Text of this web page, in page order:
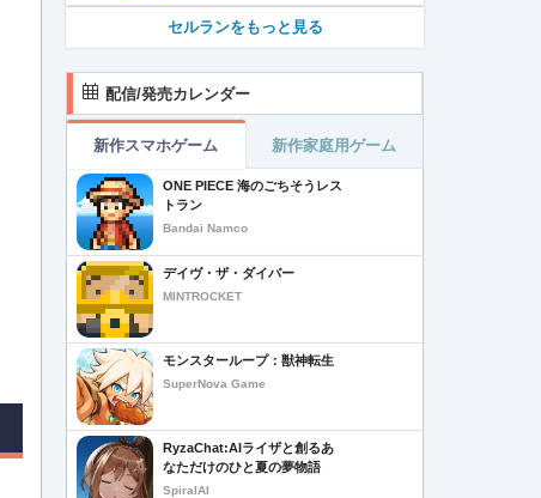
セルランをもっと見る
配信/発売カレンダー
新作スマホゲーム 新作家庭用ゲーム
ONE PIECE 海のごちそうレス
トラン
Bandai Namco
デイヴ・ザ・ダイバー
MINTROCKET
モンスターループ：獣神転生
SuperNova Game
RyzaChat:AIライザと創るあ
なただけのひと夏の夢物語
SpiralAI